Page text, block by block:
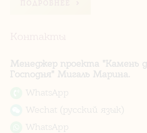
Менеджер проекта "Камень
Господня" Мигаль Марина.
WhatsApp
Wechat (русский язык)
WhatsApp